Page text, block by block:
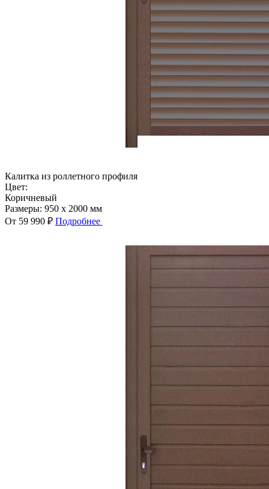
Калитка из роллетного профиля
Цвет:
Коричневый
Размеры: 950 x 2000 мм
От 59 990 ₽ Подробнее